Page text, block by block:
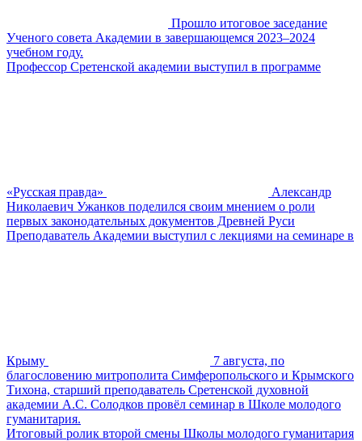
Прошло итоговое заседание
Ученого совета Академии в завершающемся 2023–2024
учебном году.
Профессор Сретенской академии выступил в программе
«Русская правда»
Александр
Николаевич Ужанков поделился своим мнением о роли
первых законодательных документов Древней Руси
Преподаватель Академии выступил с лекциями на семинаре в
Крыму
7 августа, по
благословению митрополита Симферопольского и Крымского
Тихона, старший преподаватель Сретенской духовной
академии А.С. Солодков провёл семинар в Школе молодого
гуманитария.
Итоговый ролик второй смены Школы молодого гуманитария